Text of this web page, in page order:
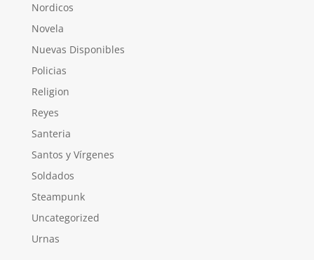
Nordicos
Novela
Nuevas Disponibles
Policias
Religion
Reyes
Santeria
Santos y Vírgenes
Soldados
Steampunk
Uncategorized
Urnas